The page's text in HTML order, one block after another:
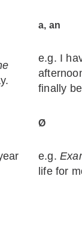
a, an
e.g. I
finally
Ø
e.g.
life for